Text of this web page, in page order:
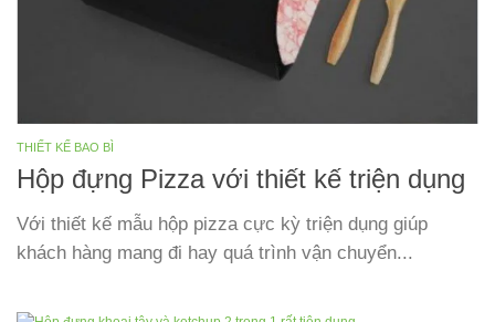
THIẾT KẾ BAO BÌ
Hộp đựng Pizza với thiết kế triện dụng
Với thiết kế mẫu hộp pizza cực kỳ triện dụng giúp
khách hàng mang đi hay quá trình vận chuyển...